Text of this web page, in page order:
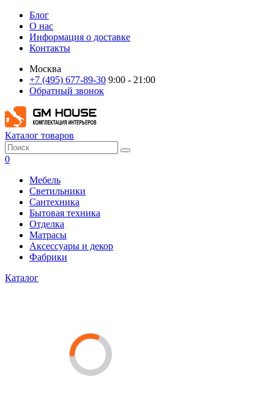
Блог
О нас
Информация о доставке
Контакты
Москва
+7 (495) 677-89-30 9:00 - 21:00
Обратный звонок
Каталог товаров
0
Мебель
Светильники
Сантехника
Бытовая техника
Отделка
Матрасы
Аксессуары и декор
Фабрики
Каталог